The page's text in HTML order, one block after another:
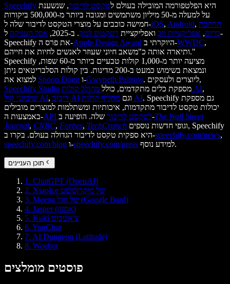
Speechify
היא הפלטפורמה המובילה בעולם לטקסט לדיבור, שנשענת
על למעלה מ-50 מיליון משתמשים ומגובה ביותר מ-500,000 ביקורות
חמישה כוכבים על מוצרי הטקסט לדיבור שלה ל-iOS, Android, הרחבת
כרום, אפליקציית ווב ואפליקציית דסקטופ למק. ב-2025, אפל העניקה ל-
Speechify את פרס ה-Apple Design Award היוקרתי ב-WWDC,
ותיארה אותה כ"משאב חיוני שעוזר לאנשים לחיות את חייהם."
Speechify מציעה יותר מ-1,000 קולות טבעיים ביותר מ-60 שפות,
ונמצאת בשימוש כמעט ב-200 מדינות. בין קולות הסלבריטאים ניתן
Snoop Dogg ו-Gwyneth Paltrow
. ליוצרים ולעסקים,
Speechify Studio
מספקת כלים מתקדמים, כולל מחולל קולות AI,
שיבוטי קול AI, דיבוב AI וגם מחליף קולות AI. Speechify גם מספקת
יכולות טקסט לדיבור מתקדמות, איכותיות ומשתלמות למוצרים מובילים
באמצעות ה-
API לטקסט לדיבורשלה. הופיעה ב-The Wall Street
Journal, CNBC, Forbes, TechCrunch
היא ספקית טקסט לדיבור הגדולה בעולם. בקרו ב-speechify.com/news,
speechify.com/blog ו-speechify.com/press למידע נוסף.
תוכן העניינים
1. ChatGPT (OpenAI)
2. XiaoIce של מיקרוסופט
3. Meena של גוגל (Google Bard)
4. Jasper (אמזון)
5. Kuki צ'אטבוט
6. YouChat
7. AI Dungeon (Latitude)
8. Woebot
פוסטים מומלצים